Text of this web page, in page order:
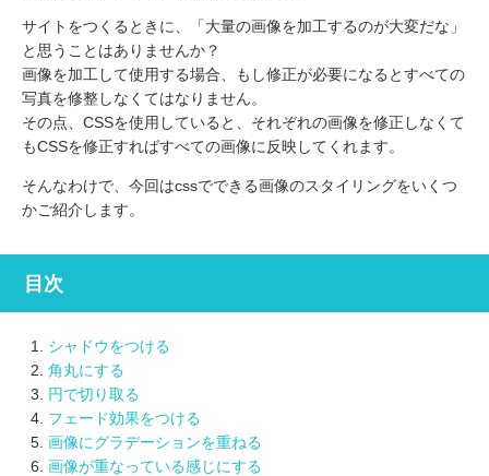
サイトをつくるときに、「大量の画像を加工するのが大変だな」
と思うことはありませんか？
画像を加工して使用する場合、もし修正が必要になるとすべての
写真を修整しなくてはなりません。
その点、CSSを使用していると、それぞれの画像を修正しなくて
もCSSを修正すればすべての画像に反映してくれます。
そんなわけで、今回はcssでできる画像のスタイリングをいくつ
かご紹介します。
目次
シャドウをつける
角丸にする
円で切り取る
フェード効果をつける
画像にグラデーションを重ねる
画像が重なっている感じにする